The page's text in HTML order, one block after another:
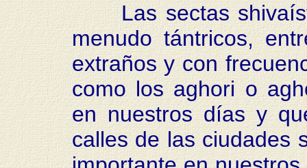
Las sectas
menudo tántricos,
extraños y con
como los aghori o
en nuestros días y
calles de las ciudades